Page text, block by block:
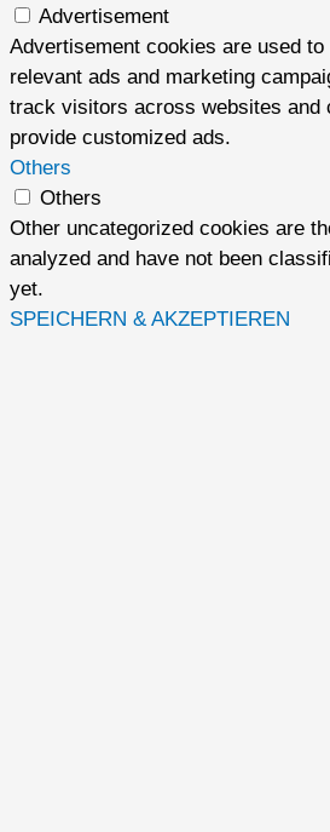
Advertisement
Advertisement cookies are used
relevant ads and marketing
track visitors across websites and
provide customized ads.
Others
Others
Other uncategorized cookies are
analyzed and have not been
yet.
SPEICHERN & AKZEPTIEREN